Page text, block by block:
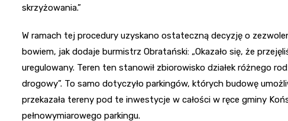
skrzyżowania.”
W ramach tej procedury uzyskano ostateczną decyzję o
bowiem, jak dodaje burmistrz Obratański: „Okazało się, że
uregulowany. Teren ten stanowił zbiorowisko działek różnego
drogowy”. To samo dotyczyło parkingów, których budowę
przekazała tereny pod te inwestycje w całości w ręce gminy
pełnowymiarowego parkingu.